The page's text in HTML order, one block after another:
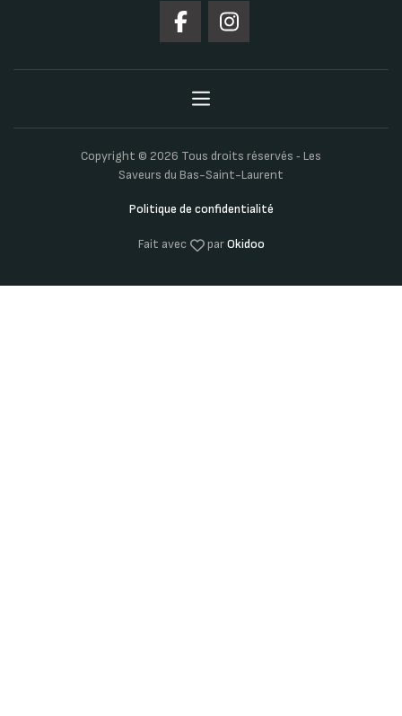
Copyright © 2026 Tous droits réservés ‐ Les
Saveurs du Bas-Saint-Laurent
Politique de confidentialité
Fait avec parOkidoo